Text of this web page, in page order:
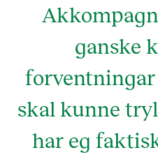
ganske
skal kunne
har eg